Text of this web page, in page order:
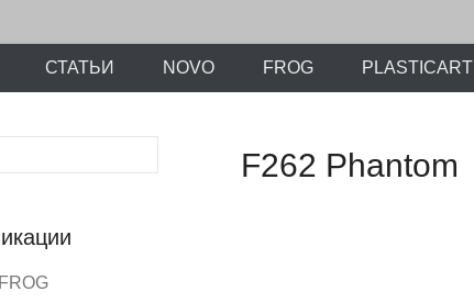
Модели.Ру
СТАТЬИ NOVO FROG PLASTICART
F262 Phantom